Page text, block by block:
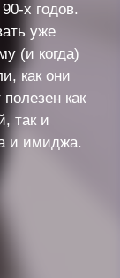
х годов.
уже
(и когда)
как они
как
так и
и имиджа.